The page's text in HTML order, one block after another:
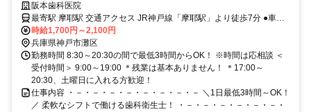
り60分！患者さんにしっかり向き合える歯科衛生士
阪本歯科医院
最寄駅 摩耶駅 交通アクセス JR神戸線「摩耶駅」より徒歩7分 ●車通
勤OK ●バイク通勤OK
時給1,700円～2,100円
兵庫県神戸市灘区
勤務時間 8:30～20:30の間で最低3時間からOK！ ※時間は応相談 ＜
受付時間＞ 9:00～19:00 ＊残業は基本ありません！ ＊17:00～
20:30、土曜日に入れる方歓迎！
仕事内容 ・－・－・－・－・－・－・－・－ ＼1日最低3時間～OK！
／ 柔軟なシフトで働ける歯科衛生士！ ・－・－・－・－・－・－・